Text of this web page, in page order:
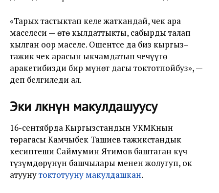
«Тарых тастыктап келе жаткандай, чек ара
маселеси — өтө кылдаттыкты, сабырды талап
кылган оор маселе. Ошентсе да биз кыргыз–
тажик чек арасын ыкчамдатып чечүүгө
аракетибизди бир мүнөт дагы токтотпойбуз», —
деп белгиледи ал.
Эки өлкөнүн макулдашуусу
16-сентябрда Кыргызстандын УКМКнын
төрагасы Камчыбек Ташиев тажикстандык
кесиптеши Саймумин Ятимов баштаган күч
түзүмдөрүнүн башчылары менен жолугуп, ок
атуунутоктотууну макулдашкан.